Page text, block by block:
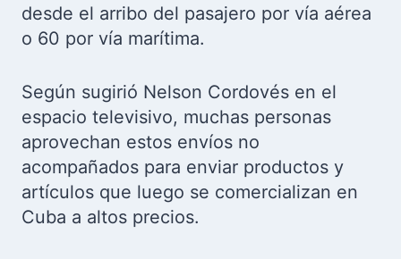
desde el arribo del pasajero por vía aérea
o 60 por vía marítima.
Según sugirió Nelson Cordovés en el
espacio televisivo, muchas personas
aprovechan estos envíos no
acompañados para enviar productos y
artículos que luego se comercializan en
Cuba a altos precios.